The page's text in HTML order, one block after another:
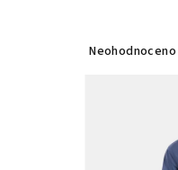
Průměrné
Neohodnoceno